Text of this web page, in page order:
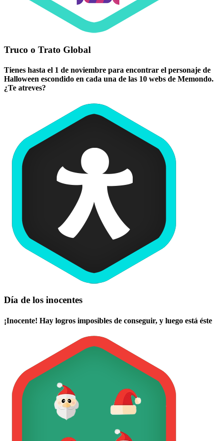
Truco o Trato Global
Tienes hasta el 1 de noviembre para encontrar el personaje de
Halloween escondido en cada una de las 10 webs de Memondo.
¿Te atreves?
Día de los inocentes
¡Inocente! Hay logros imposibles de conseguir, y luego está éste